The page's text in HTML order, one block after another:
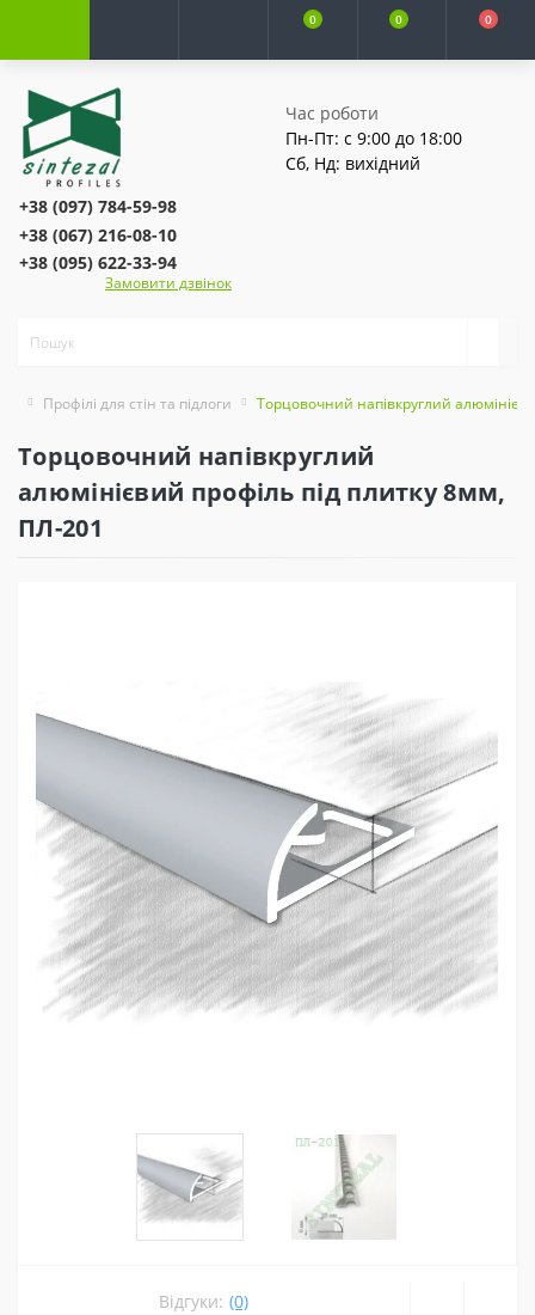
0 0 0
Час роботи
Пн-Пт: с 9:00 до 18:00
Сб, Нд: вихідний
+38 (097) 784-59-98
+38 (067) 216-08-10
+38 (095) 622-33-94
Замовити дзвінок
Профілі для стін та підлоги Торцовочний напівкруглий
Торцовочний напівкруглий
алюмінієвий профіль під плитку 8мм,
ПЛ-201
Відгуки: (0)